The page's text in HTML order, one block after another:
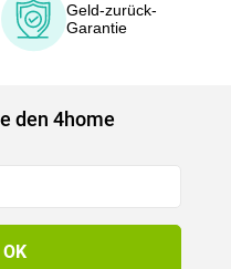
Geld-zurück-
Garantie
den 4home